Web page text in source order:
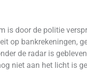
is door de politie
op bankrekeningen,
de radar is
niet aan het licht is